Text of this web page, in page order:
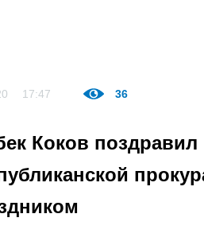
17:47 36
Коков